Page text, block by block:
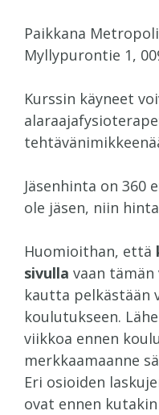
Paikkana
Myllypurontie 1,
Kurssin käyneet
Jäsenhinta on 360
ole jäsen, niin
Huomioithan, että
sivulla vaan
kautta pelkästään
koulutukseen.
viikkoa ennen
merkkaamaanne
Eri osioiden
ovat ennen